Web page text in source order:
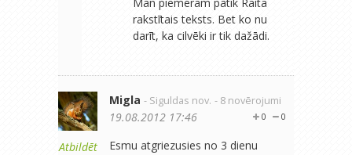
rakstītais teksts. Bet ko nu
darīt, ka cilvēki ir tik dažādi.
Atbildēt
Migla - Siguldas nov. - 8 novērojumi
0
0
19.08.2012 17:46
Esmu atgriezusies no 3 dienu